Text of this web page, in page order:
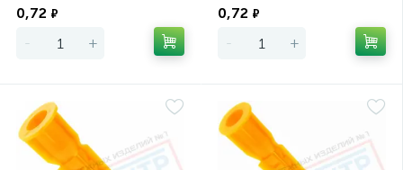
0,72 ₽
- +
0,72 ₽
- +